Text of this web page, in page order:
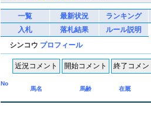
一覧 最新状況
ランキング
入札
落札結果
ルール説明
シンコウ プロフィール
No
馬名
馬齢 在厩